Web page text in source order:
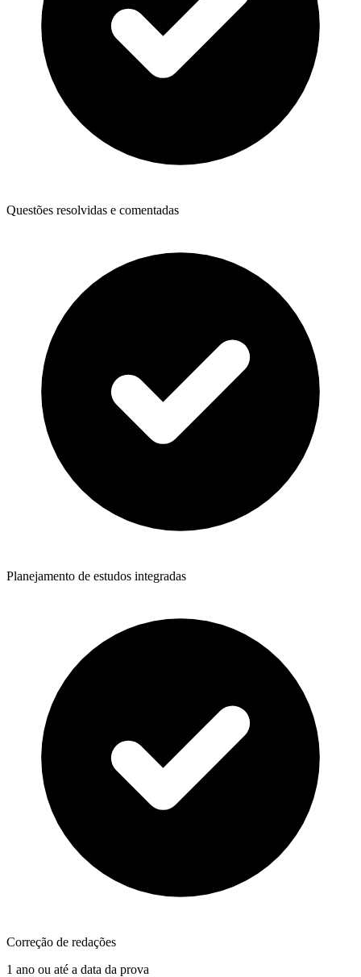
Questões resolvidas e comentadas
Planejamento de estudos integradas
Correção de redações
1 ano ou até a data da prova